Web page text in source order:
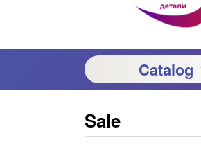
Catalog
Sale